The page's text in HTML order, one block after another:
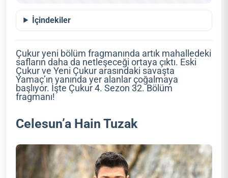
İçindekiler
Çukur yeni bölüm fragmanında artık mahalledeki
safların daha da netleşeceği ortaya çıktı. Eski
Çukur ve Yeni Çukur arasındaki savaşta
Yamaç’ın yanında yer alanlar çoğalmaya
başlıyor. İşte Çukur 4. Sezon 32. Bölüm
fragmanı!
Celesun’a Hain Tuzak